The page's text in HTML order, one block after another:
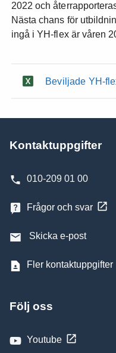
2022 och
Nästa chans för
ingå i YH-flex är våren
Beviljade YH-
Kontaktuppgifter
010-209 01 00
Frågor och svar
Skicka e-post
Fler kontaktuppgifter
Följ oss
Youtube